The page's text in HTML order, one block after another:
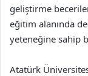
geliştirme
eğitim alanında
yeteneğine sahip
Atatürk